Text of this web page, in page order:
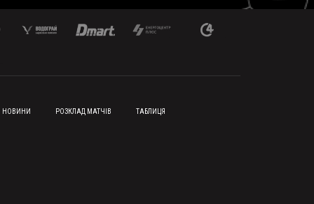
НОВИНИ РОЗКЛАД МАТЧІВ ТАБЛИЦЯ